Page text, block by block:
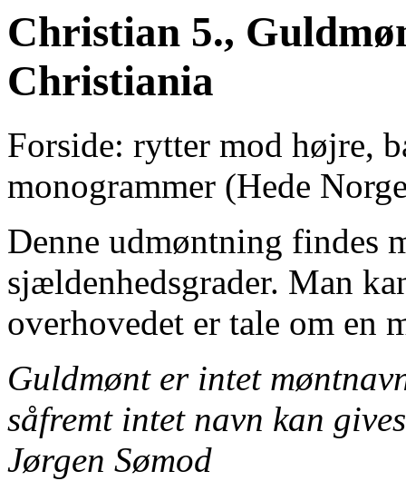
Christian 5.,
Christiania
Forside: rytter mod højre,
monogrammer (Hede
Denne udmøntning findes
sjældenhedsgrader. Man
overhovedet er tale om en
Guldmønt er intet
såfremt intet navn kan
Jørgen Sømod